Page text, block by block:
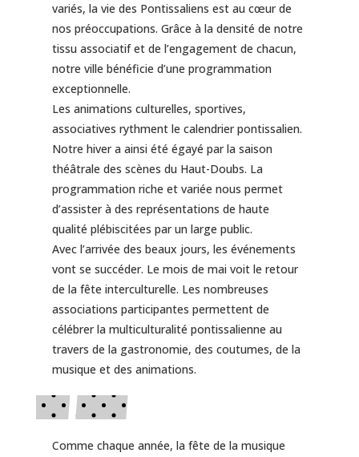
variés, la vie des Pontissaliens est au cœur de
nos préoccupations. Grâce à la densité de notre
tissu associatif et de l’engagement de chacun,
notre ville bénéficie d’une programmation
exceptionnelle.
Les animations culturelles, sportives,
associatives rythment le calendrier pontissalien.
Notre hiver a ainsi été égayé par la saison
théâtrale des scènes du Haut-Doubs. La
programmation riche et variée nous permet
d’assister à des représentations de haute
qualité plébiscitées par un large public.
Avec l’arrivée des beaux jours, les événements
vont se succéder. Le mois de mai voit le retour
de la fête interculturelle. Les nombreuses
associations participantes permettent de
célébrer la multiculturalité pontissalienne au
travers de la gastronomie, des coutumes, de la
musique et des animations.
Comme chaque année, la fête de la musique